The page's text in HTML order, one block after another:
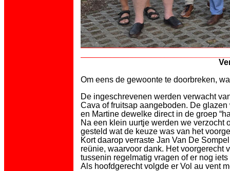
Om eens de gewoonte te doorbreken,
De ingeschrevenen werden verwacht
Cava of fruitsap aangeboden. De
en Martine dewelke direct in de groep
Na een klein uurtje werden we verzocht
gesteld wat de keuze was van het
Kort daarop verraste Jan Van De
reünie, waarvoor dank. Het voorgerecht
tussenin regelmatig vragen of er nog
Als hoofdgerecht volgde er Vol au vent